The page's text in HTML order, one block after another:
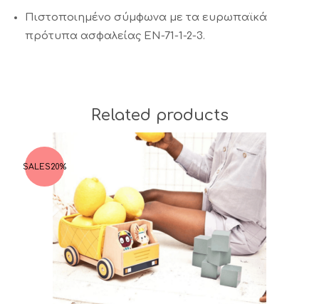
Πιστοποιημένο σύμφωνα με τα ευρωπαϊκά
πρότυπα ασφαλείας EN-71-1-2-3.
Related products
SALES20%